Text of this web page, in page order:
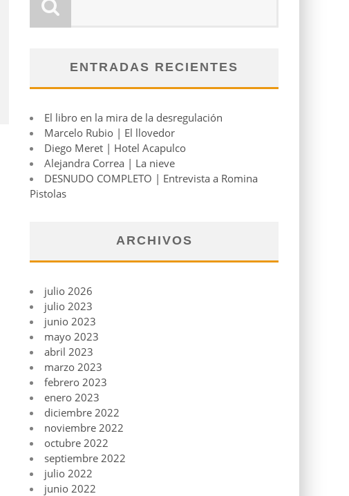
ENTRADAS RECIENTES
El libro en la mira de la desregulación
Marcelo Rubio | El llovedor
Diego Meret | Hotel Acapulco
Alejandra Correa | La nieve
DESNUDO COMPLETO | Entrevista a Romina
Pistolas
ARCHIVOS
julio 2026
julio 2023
junio 2023
mayo 2023
abril 2023
marzo 2023
febrero 2023
enero 2023
diciembre 2022
noviembre 2022
octubre 2022
septiembre 2022
julio 2022
junio 2022